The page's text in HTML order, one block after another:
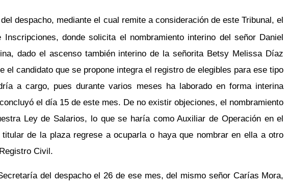
despacho, mediante el cual remite a consideración de este Tribunal, el
donde solicita el nombramiento interino del señor Daniel
dado el ascenso también interino de la señorita Betsy Melissa Díaz
candidato que se propone integra el registro de elegibles para ese tipo
a cargo, pues durante varios meses ha laborado en forma interina
el día 15 de este mes. De no existir objeciones, el nombramiento
Ley de Salarios, lo que se haría como Auxiliar de Operación en el
de la plaza regrese a ocuparla o haya que nombrar en ella a otro
Civil.
del despacho el 26 de ese mes, del mismo señor Carías Mora,